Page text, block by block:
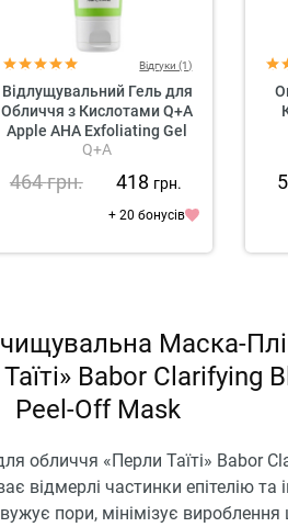
Відгуки (1)
Відлущувальний Гель для
Обличчя з Кислотами Q+A
Apple AHA Exfoliating Gel
Q+A
464грн. 418 грн.
+ 20 бонусів
Маска-
Babor Clarifying
Peel-Off Mask
обличчя «Перли Таїті» Babor
відмерлі частинки епітелію та
пори, мінімізує вироблення